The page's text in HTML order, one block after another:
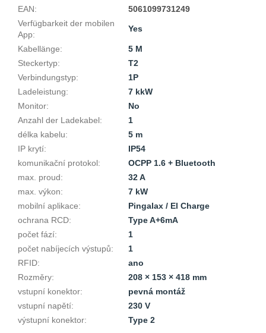
EAN:
5061099731249
Verfügbarkeit der mobilen
App:
Yes
Kabellänge:
5 M
Steckertyp:
T2
Verbindungstyp:
1P
Ladeleistung:
7 kkW
Monitor:
No
Anzahl der Ladekabel:
1
délka kabelu:
5 m
IP krytí:
IP54
komunikační protokol:
OCPP 1.6 + Bluetooth
max. proud:
32 A
max. výkon:
7 kW
mobilní aplikace:
Pingalax / El Charge
ochrana RCD:
Type A+6mA
počet fází:
1
počet nabíjecích výstupů:
1
RFID:
ano
Rozměry:
208 × 153 × 418 mm
vstupní konektor:
pevná montáž
vstupní napětí:
230 V
výstupní konektor: Type 2